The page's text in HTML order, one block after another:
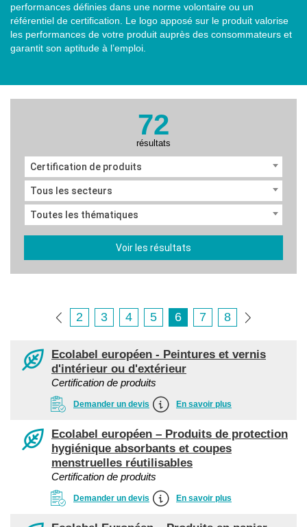
performances définies dans une norme volontaire ou un
référentiel de certification. Le logo apposé sur le produit valorise
les performances de votre produit auprès des consommateurs et
garantit son aptitude à l’emploi.
72
résultats
Certification de produits
Tous les secteurs
Toutes les thématiques
Voir les résultats
2 3 4 5 6 7 8
Ecolabel européen - Peintures et vernis
d'intérieur ou d'extérieur
Certification de produits
Demander un devis En savoir plus
Ecolabel européen – Produits de protection
hygiénique absorbants et coupes
menstruelles réutilisables
Certification de produits
Demander un devis En savoir plus